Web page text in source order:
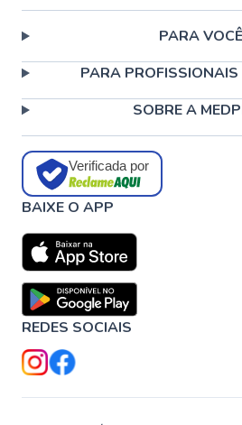
PARA VOCÊ
PARA PROFISSIONAIS
SOBRE A
Verificada por
BAIXE O APP
REDES SOCIAIS